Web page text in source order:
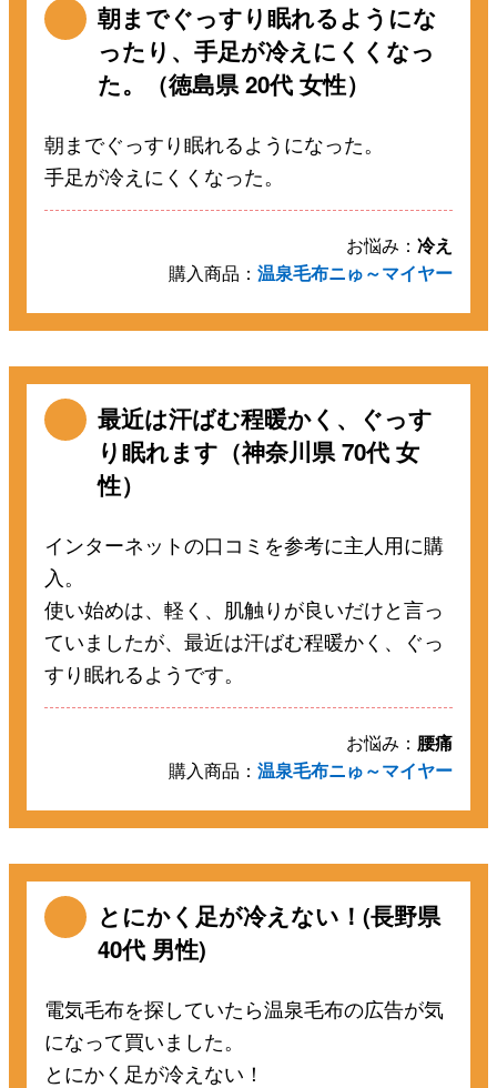
朝までぐっすり眠れるようにな
ったり、手足が冷えにくくなっ
た。（徳島県 20代 女性）
朝までぐっすり眠れるようになった。
手足が冷えにくくなった。
お悩み： 冷え
購入商品： 温泉毛布ニゅ～マイヤー
最近は汗ばむ程暖かく、ぐっす
り眠れます（神奈川県 70代 女
性）
インターネットの口コミを参考に主人用に購
入。
使い始めは、軽く、肌触りが良いだけと言っ
ていましたが、最近は汗ばむ程暖かく、ぐっ
すり眠れるようです。
お悩み： 腰痛
購入商品： 温泉毛布ニゅ～マイヤー
とにかく足が冷えない！(長野県
40代 男性)
電気毛布を探していたら温泉毛布の広告が気
になって買いました。
とにかく足が冷えない！